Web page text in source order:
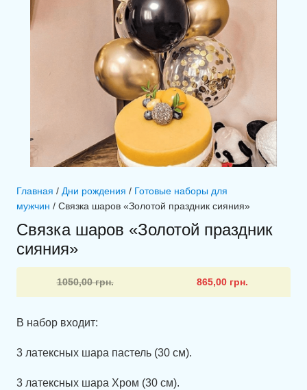
Главная / Дни рождения / Готовые наборы для
мужчин / Связка шаров «Золотой праздник сияния»
Связка шаров «Золотой праздник
сияния»
1050,00грн.
Первоначальная
цена
составляла
865,00 грн.
Текущая
цена:
865,00 грн..
В набор входит:
3 латексных шара пастель (30 см).
3 латексных шара Хром (30 см).